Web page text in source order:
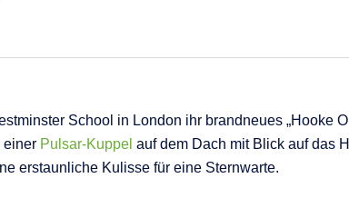
School in London ihr brandneues „Hooke
einer Pulsar-Kuppel auf dem Dach mit Blick auf das
erstaunliche Kulisse für eine Sternwarte.